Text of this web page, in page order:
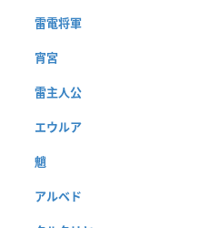
雷電将軍
宵宮
雷主人公
エウルア
魈
アルベド